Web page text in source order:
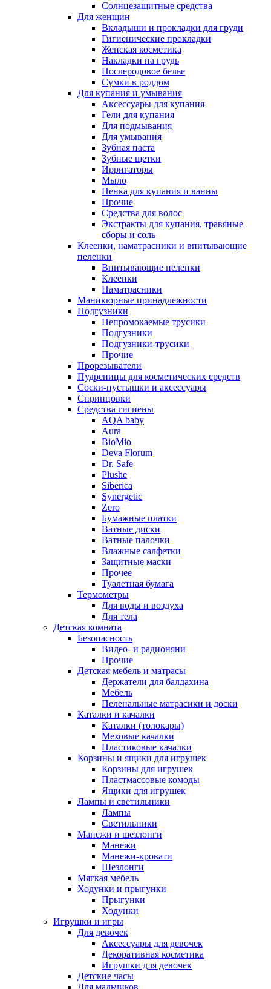
Солнцезащитные средства
Для женщин
Вкладыши и прокладки для груди
Гигиенические прокладки
Женская косметика
Накладки на грудь
Послеродовое белье
Сумки в роддом
Для купания и умывания
Аксессуары для купания
Гели для купания
Для подмывания
Для умывания
Зубная паста
Зубные щетки
Ирригаторы
Мыло
Пенка для купания и ванны
Прочие
Средства для волос
Экстракты для купания, травяные
сборы и соль
Клеенки, наматрасники и впитывающие
пеленки
Впитывающие пеленки
Клеенки
Наматрасники
Маникюрные принадлежности
Подгузники
Непромокаемые трусики
Подгузники
Подгузники-трусики
Прочие
Прорезыватели
Пудреницы для косметических средств
Соски-пустышки и аксессуары
Спринцовки
Средства гигиены
AQA baby
Aura
BioMio
Deva Florum
Dr. Safe
Plushe
Siberica
Synergetic
Zero
Бумажные платки
Ватные диски
Ватные палочки
Влажные салфетки
Защитные маски
Прочее
Туалетная бумага
Термометры
Для воды и воздуха
Для тела
Детская комната
Безопасность
Видео- и радионяни
Прочие
Детская мебель и матрасы
Держатели для балдахина
Мебель
Пеленальные матрасики и доски
Каталки и качалки
Каталки (толокары)
Меховые качалки
Пластиковые качалки
Корзины и ящики для игрушек
Корзины для игрушек
Пластмассовые комоды
Ящики для игрушек
Лампы и светильники
Лампы
Светильники
Манежи и шезлонги
Манежи
Манежи-кровати
Шезлонги
Мягкая мебель
Ходунки и прыгунки
Прыгунки
Ходунки
Игрушки и игры
Для девочек
Аксессуары для девочек
Декоративная косметика
Игрушки для девочек
Детские часы
Для мальчиков